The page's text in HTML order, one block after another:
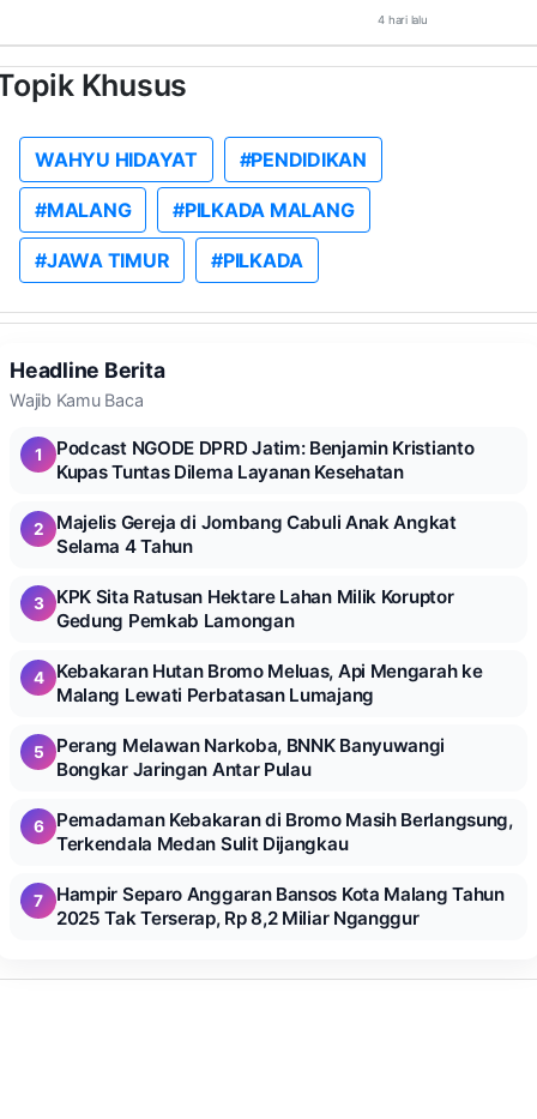
4 hari lalu
Khusus
WAHYU HIDAYAT #PENDIDIKAN
#MALANG #PILKADA MALANG
#JAWA TIMUR #PILKADA
Headline Berita
Wajib Kamu Baca
1
Podcast NGODE DPRD Jatim: Benjamin Kristianto
Kupas Tuntas Dilema Layanan Kesehatan
2
Majelis Gereja di Jombang Cabuli Anak Angkat
Selama 4 Tahun
3
KPK Sita Ratusan Hektare Lahan Milik Koruptor
Gedung Pemkab Lamongan
4
Kebakaran Hutan Bromo Meluas, Api Mengarah ke
Malang Lewati Perbatasan Lumajang
5
Perang Melawan Narkoba, BNNK Banyuwangi
Bongkar Jaringan Antar Pulau
6
Pemadaman Kebakaran di Bromo Masih Berlangsung,
Terkendala Medan Sulit Dijangkau
7
Hampir Separo Anggaran Bansos Kota Malang Tahun
2025 Tak Terserap, Rp 8,2 Miliar Nganggur